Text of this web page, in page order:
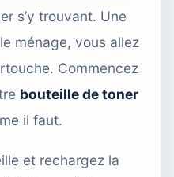
s’y trouvant. Une
ménage, vous allez
Commencez
bouteille de toner
il faut.
et rechargez la